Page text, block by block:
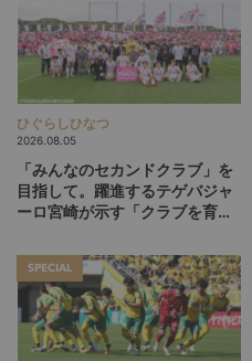
ひぐらしひなつ
2026.08.05
「みんなのセカンドクラブ」を
目指して。躍進するテゲバジャ
ーロ宮崎が示す「クラブを育て
SPECIAL